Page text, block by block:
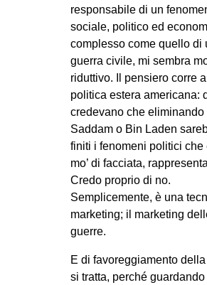
responsabile di un
sociale, politico ed
complesso come quello di
guerra civile, mi sembra
riduttivo. Il pensiero corre
politica estera americana:
credevano che eliminando
Saddam o Bin Laden
finiti i fenomeni politici che
mo’ di facciata,
Credo proprio di no.
Semplicemente, è una
marketing; il marketing
guerre.
E di favoreggiamento
si tratta, perché